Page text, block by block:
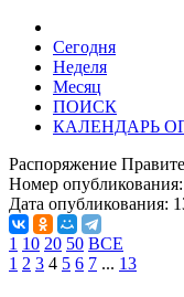
Сегодня
Неделя
Месяц
ПОИСК
КАЛЕНДАРЬ
Распоряжение
Номер опубликования:
Дата опубликования:
1 10 20 50 ВСЕ
1 2 3 4 5 6 7 ... 13